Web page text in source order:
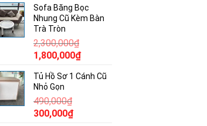
là:
1,860,000₫.
tại
là:
Sofa Băng Bọc
Nhung Cũ Kèm Bàn
Trà Tròn
2,300,000₫
Giá
là:
2,300,000₫.
1,800,000₫Giá
tại
Tủ Hồ Sơ 1 Cánh Cũ
Nhỏ Gọn
490,000₫
Giá
300,000₫Giá